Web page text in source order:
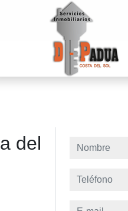
del
Nombre
Teléfono
E-mail